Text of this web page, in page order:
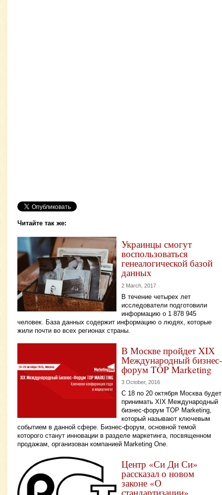
Читайте так же:
Украинцы смогут
воспользоваться
генеалогической базой
данных
2 March, 2017
В течение четырех лет
исследователи подготовили
информацию о 1 878 945
человек. База данных содержит информацию о людях, которые
жили почти во всех регионах страны.
В Москве пройдет XIХ
Международный бизнес-
форум TOP Marketing
3 October, 2016
С 18 по 20 октября Москва будет
принимать XIХ Международный
бизнес-форум TOP Marketing,
который называют ключевым
событием в данной сфере. Бизнес-форум, основной темой
которого станут инновации в разделе маркетинга, посвященном
продажам, организован компанией Marketing One.
Центр «Си Ди Си»
рассказал о новом
законе «О
стандартизации»